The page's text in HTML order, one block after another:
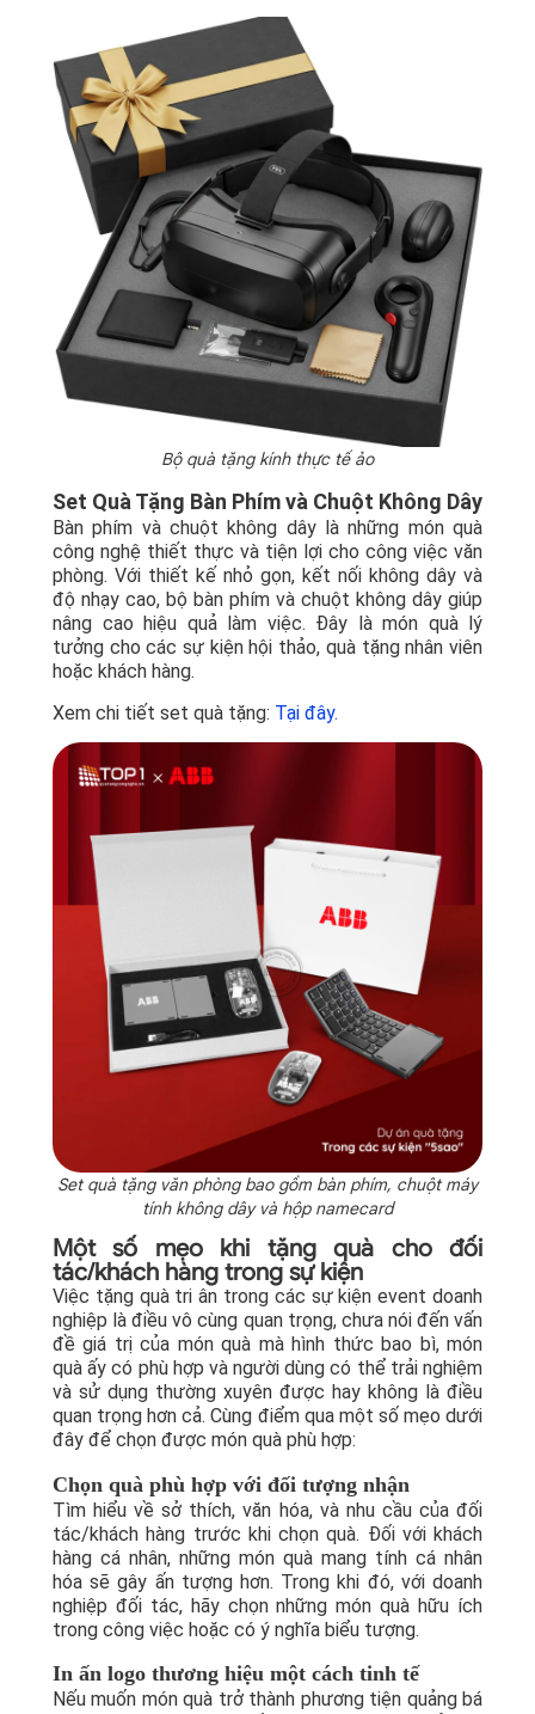
Bộ quà tặng kính thực tế ảo
Set Quà Tặng Bàn Phím và Chuột Không Dây
Bàn phím và chuột không dây là những món quà
công nghệ thiết thực và tiện lợi cho công việc văn
phòng. Với thiết kế nhỏ gọn, kết nối không dây và
độ nhạy cao, bộ bàn phím và chuột không dây giúp
nâng cao hiệu quả làm việc. Đây là món quà lý
tưởng cho các sự kiện hội thảo, quà tặng nhân viên
hoặc khách hàng.
Xem chi tiết set quà tặng: Tại đây.
Set quà tặng văn phòng bao gồm bàn phím, chuột máy
tính không dây và hộp namecard
Một số mẹo khi tặng quà cho đối
tác/khách hàng trong sự kiện
Việc tặng quà tri ân trong các sự kiện event doanh
nghiệp là điều vô cùng quan trọng, chưa nói đến vấn
đề giá trị của món quà mà hình thức bao bì, món
quà ấy có phù hợp và người dùng có thể trải nghiệm
và sử dụng thường xuyên được hay không là điều
quan trọng hơn cả. Cùng điểm qua một số mẹo dưới
đây để chọn được món quà phù hợp:
Chọn quà phù hợp với đối tượng nhận
Tìm hiểu về sở thích, văn hóa, và nhu cầu của đối
tác/khách hàng trước khi chọn quà. Đối với khách
hàng cá nhân, những món quà mang tính cá nhân
hóa sẽ gây ấn tượng hơn. Trong khi đó, với doanh
nghiệp đối tác, hãy chọn những món quà hữu ích
trong công việc hoặc có ý nghĩa biểu tượng.
In ấn logo thương hiệu một cách tinh tế
Nếu muốn món quà trở thành phương tiện quảng bá